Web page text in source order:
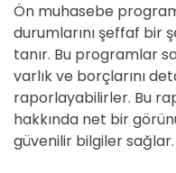
Ön muhasebe
durumlarını şeffaf bir
tanır. Bu programlar
varlık ve borçlarını
raporlayabilirler. Bu
hakkında net bir
güvenilir bilgiler sağlar.